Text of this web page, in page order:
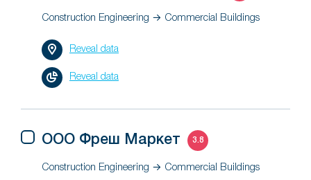
Construction Engineering → Commercial Buildings
Reveal data
Reveal data
ООО Фреш Маркет 3.8
Construction Engineering → Commercial Buildings